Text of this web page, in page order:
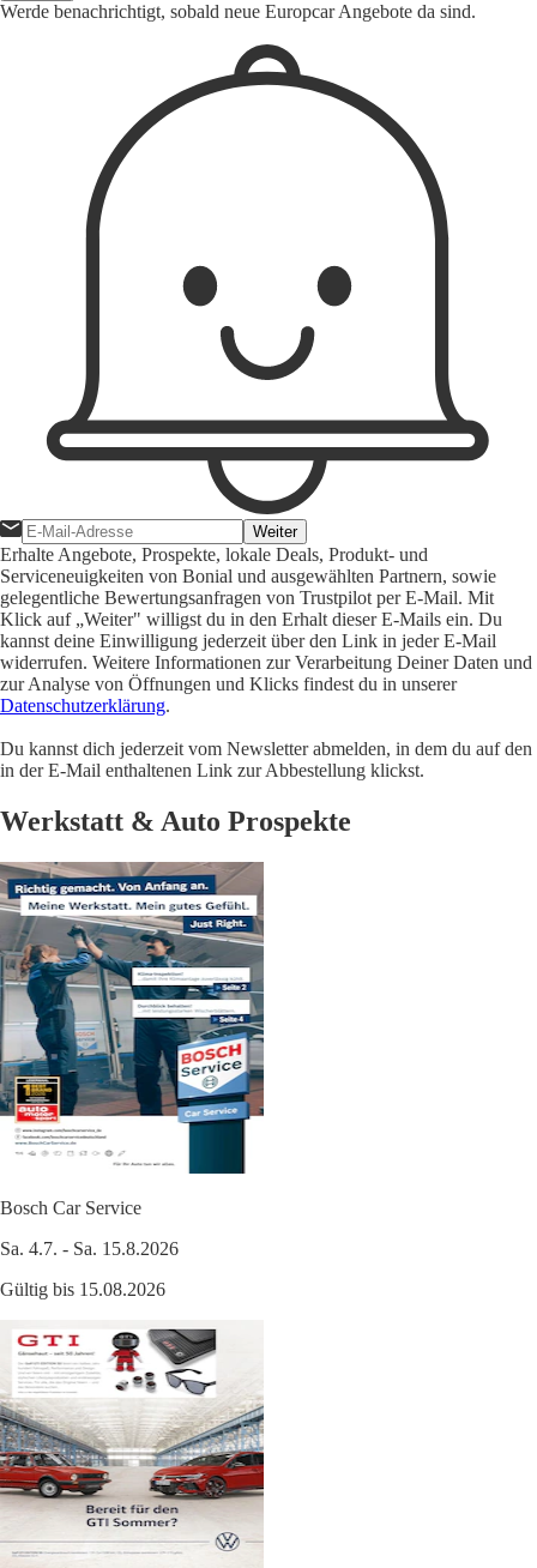
Werde benachrichtigt, sobald neue Europcar Angebote da sind.
Weiter
Erhalte Angebote, Prospekte, lokale Deals, Produkt- und
Serviceneuigkeiten von Bonial und ausgewählten Partnern, sowie
gelegentliche Bewertungsanfragen von Trustpilot per E-Mail. Mit
Klick auf „Weiter" willigst du in den Erhalt dieser E-Mails ein. Du
kannst deine Einwilligung jederzeit über den Link in jeder E-Mail
widerrufen. Weitere Informationen zur Verarbeitung Deiner Daten und
zur Analyse von Öffnungen und Klicks findest du in unserer
Datenschutzerklärung.
Du kannst dich jederzeit vom Newsletter abmelden, in dem du auf den
in der E-Mail enthaltenen Link zur Abbestellung klickst.
Werkstatt & Auto Prospekte
Bosch Car Service
Sa. 4.7. - Sa. 15.8.2026
Gültig bis 15.08.2026